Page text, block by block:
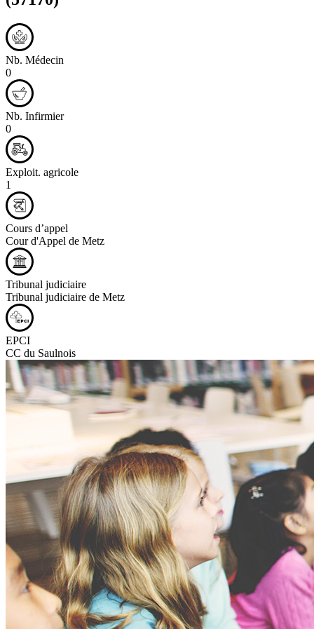
Nb. Médecin
0
Nb. Infirmier
0
Exploit. agricole
1
Cours d’appel
Cour d'Appel de Metz
Tribunal judiciaire
Tribunal judiciaire de Metz
EPCI
CC du Saulnois